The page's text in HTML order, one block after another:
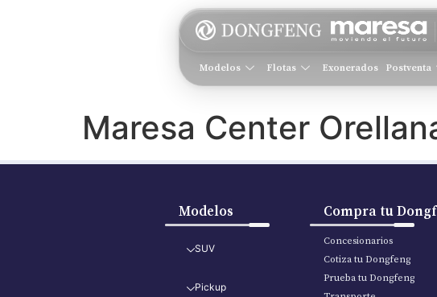
Modelos Flotas Exonerados Postventa
Maresa Center
Modelos
SUV
Pickup
Compra tu
Concesionarios
Cotiza tu Dongfeng
Prueba tu Dongfeng